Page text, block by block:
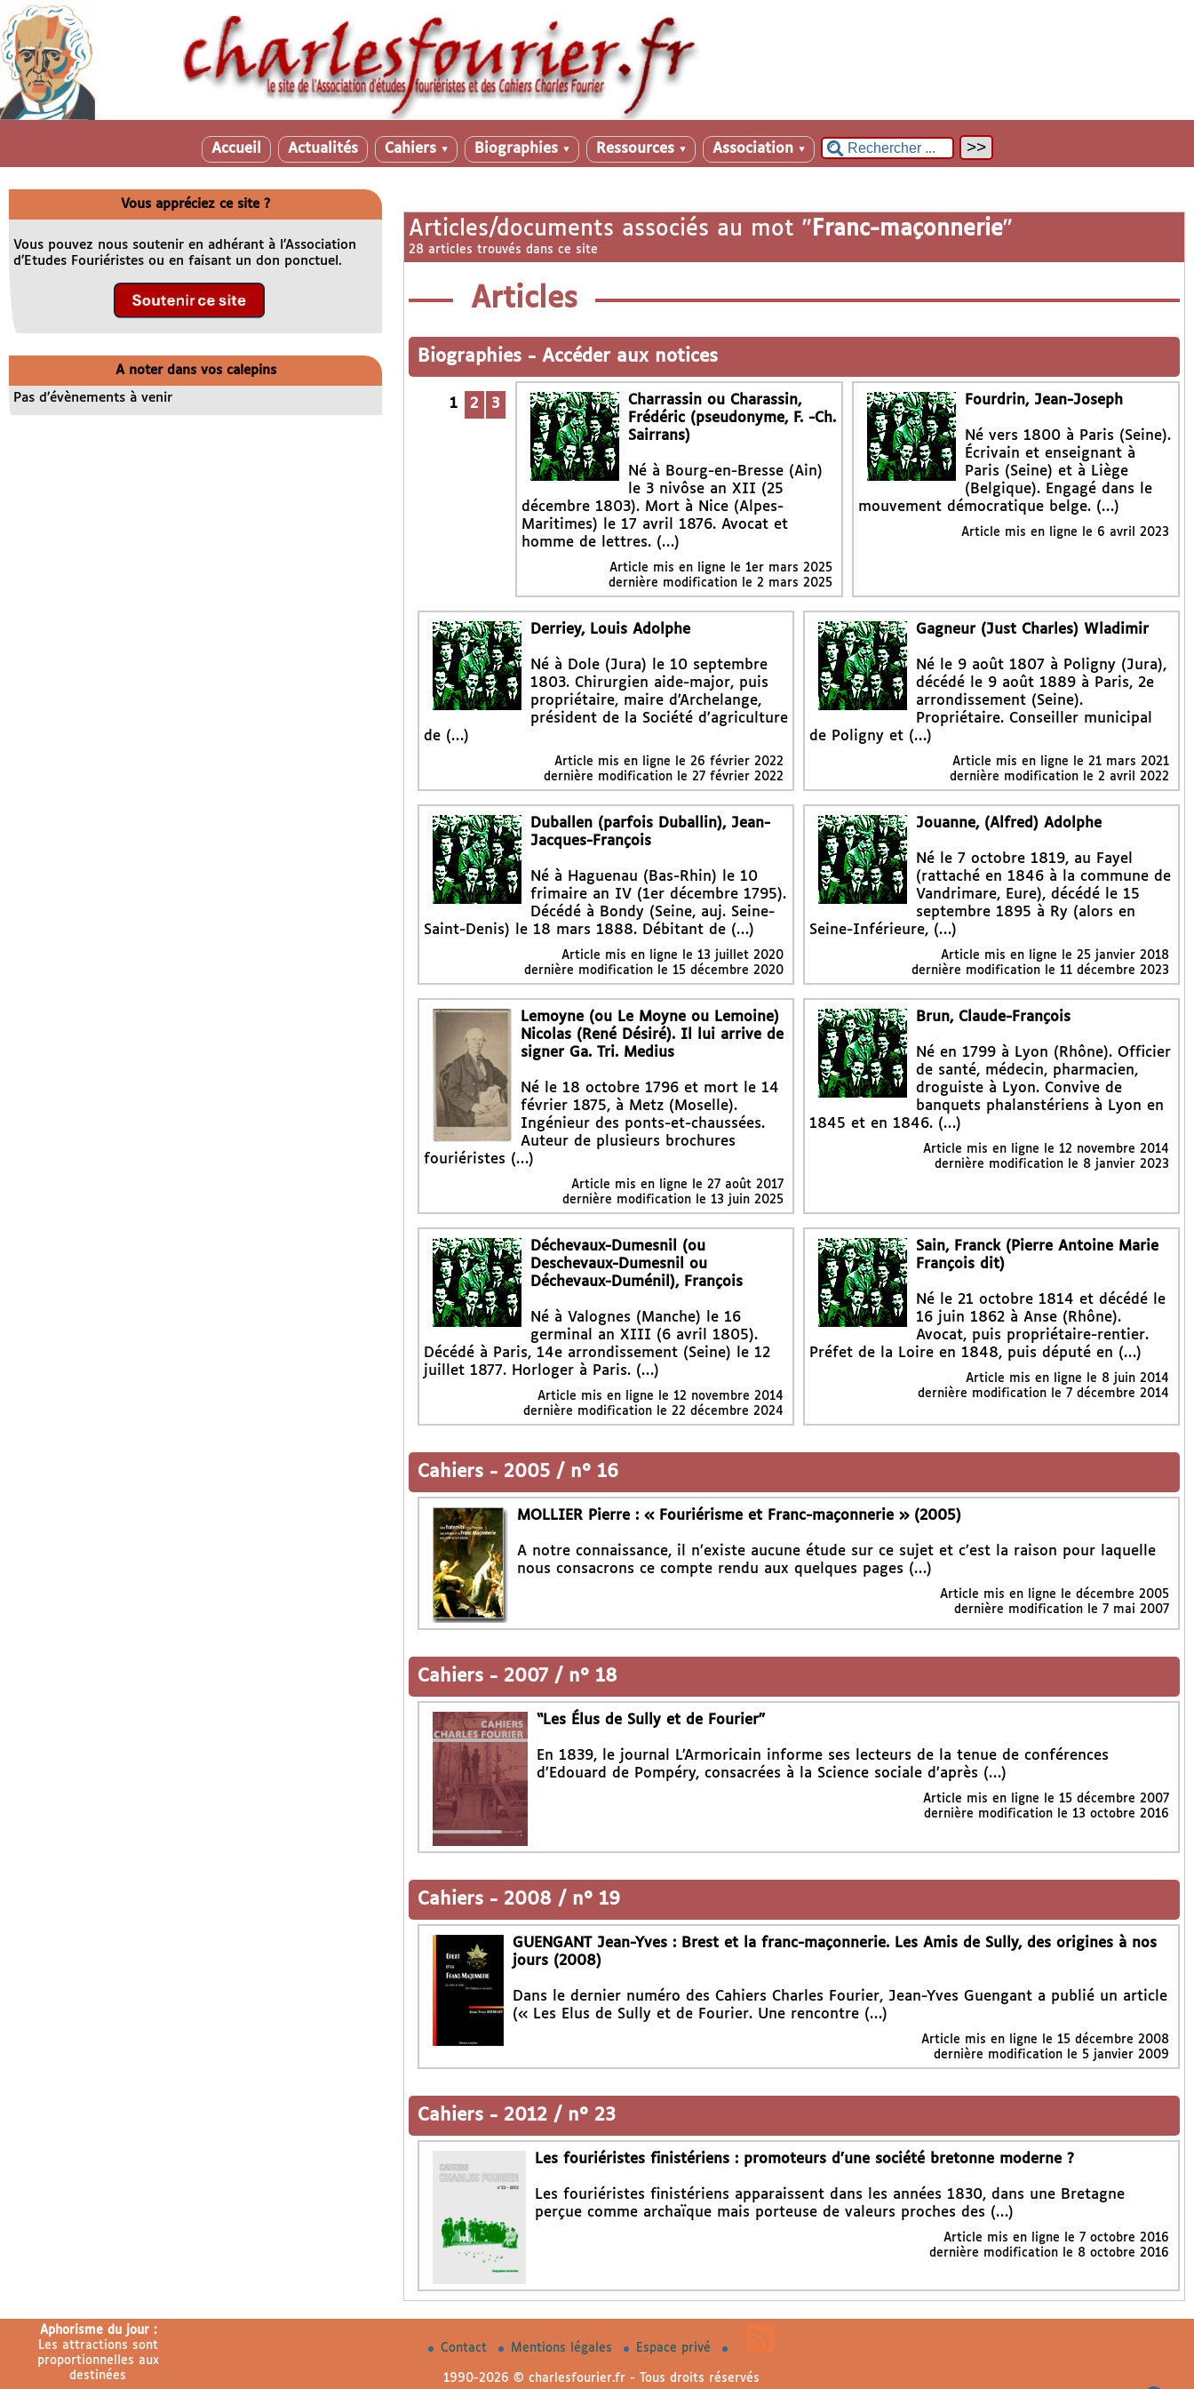
Accueil Actualités Cahiers ▼ Biographies ▼ Ressources ▼ Association ▼
Articles/documents associés au mot " Franc-maçonnerie"
28 articles trouvés dans ce site
Articles
Biographies - Accéder aux notices
1 2 3
Charrassin ou Charassin,
Frédéric (pseudonyme, F. -Ch.
Sairrans)
Né à Bourg-en-Bresse (Ain)
le 3 nivôse an XII (25
décembre 1803). Mort à Nice (Alpes-
Maritimes) le 17 avril 1876. Avocat et
homme de lettres. (…)
Article mis en ligne le 1er mars 2025
dernière modification le 2 mars 2025
Fourdrin, Jean-Joseph
Né vers 1800 à Paris (Seine).
Écrivain et enseignant à
Paris (Seine) et à Liège
(Belgique). Engagé dans le
mouvement démocratique belge. (…)
Article mis en ligne le 6 avril 2023
Derriey, Louis Adolphe
Né à Dole (Jura) le 10 septembre
1803. Chirurgien aide-major, puis
propriétaire, maire d’Archelange,
président de la Société d’agriculture
de (…)
Article mis en ligne le 26 février 2022
dernière modification le 27 février 2022
Gagneur (Just Charles) Wladimir
Né le 9 août 1807 à Poligny (Jura),
décédé le 9 août 1889 à Paris, 2e
arrondissement (Seine).
Propriétaire. Conseiller municipal
de Poligny et (…)
Article mis en ligne le21 mars 2021
dernière modification le 2 avril 2022
Duballen (parfois Duballin), Jean-
Jacques-François
Né à Haguenau (Bas-Rhin) le 10
frimaire an IV (1er décembre 1795).
Décédé à Bondy (Seine, auj. Seine-
Saint-Denis) le 18 mars 1888. Débitant de (…)
Article mis en ligne le 13 juillet 2020
dernière modification le 15 décembre 2020
Jouanne, (Alfred) Adolphe
Né le 7 octobre 1819, au Fayel
(rattaché en 1846 à la commune de
Vandrimare, Eure), décédé le 15
septembre 1895 à Ry (alors en
Seine-Inférieure, (…)
Article mis en ligne le25 janvier 2018
dernière modification le 11 décembre 2023
Lemoyne (ou Le Moyne ou Lemoine)
Nicolas (René Désiré). Il lui arrive de
signer Ga. Tri. Medius
Né le 18 octobre 1796 et mort le 14
février 1875, à Metz (Moselle).
Ingénieur des ponts-et-chaussées.
Auteur de plusieurs brochures
fouriéristes (…)
Article mis en ligne le 27 août 2017
dernière modification le 13 juin 2025
Brun, Claude-François
Né en 1799 à Lyon (Rhône). Officier
de santé, médecin, pharmacien,
droguiste à Lyon. Convive de
banquets phalanstériens à Lyon en
1845 et en 1846. (…)
Article mis en ligne le12 novembre 2014
dernière modification le 8 janvier 2023
Déchevaux-Dumesnil (ou
Deschevaux-Dumesnil ou
Déchevaux-Duménil), François
Né à Valognes (Manche) le 16
germinal an XIII (6 avril 1805).
Décédé à Paris, 14e arrondissement (Seine) le 12
juillet 1877. Horloger à Paris. (…)
Article mis en ligne le 12 novembre 2014
dernière modification le 22 décembre 2024
Sain, Franck (Pierre Antoine Marie
François dit)
Né le 21 octobre 1814 et décédé le
16 juin 1862 à Anse (Rhône).
Avocat, puis propriétaire-rentier.
Préfet de la Loire en 1848, puis député en (…)
Article mis en ligne le 8 juin 2014
dernière modification le 7 décembre 2014
Cahiers - 2005 / n° 16
MOLLIER Pierre : « Fouriérisme et Franc-maçonnerie » (2005)
A notre connaissance, il n’existe aucune étude sur ce sujet et c’est la raison pour laquelle
nous consacrons ce compte rendu aux quelques pages (…)
Article mis en ligne le décembre 2005
dernière modification le 7 mai 2007
Cahiers - 2007 / n° 18
“Les Élus de Sully et de Fourier”
En 1839, le journal L’Armoricain informe ses lecteurs de la tenue de conférences
d’Edouard de Pompéry, consacrées à la Science sociale d’après (…)
Article mis en ligne le 15 décembre 2007
dernière modification le 13 octobre 2016
Cahiers - 2008 / n° 19
GUENGANT Jean-Yves : Brest et la franc-maçonnerie. Les Amis de Sully, des origines à nos
jours (2008)
Dans le dernier numéro des Cahiers Charles Fourier, Jean-Yves Guengant a publié un article
(« Les Elus de Sully et de Fourier. Une rencontre (…)
Article mis en ligne le 15 décembre 2008
dernière modification le 5 janvier 2009
Cahiers - 2012 / n° 23
Les fouriéristes finistériens : promoteurs d’une société bretonne moderne ?
Les fouriéristes finistériens apparaissent dans les années 1830, dans une Bretagne
perçue comme archaïque mais porteuse de valeurs proches des (…)
Article mis en ligne le 7 octobre 2016
dernière modification le 8 octobre 2016
Vous appréciez ce site ?
Vous pouvez nous soutenir en adhérant à l’Association
d’Etudes Fouriéristes ou en faisant un don ponctuel.
A noter dans vos calepins
Pas d’évènements à venir
Aphorisme du jour :
Les attractions sont
proportionnelles aux
destinées
Contact Mentions légales Espace privé
1990-2026 © charlesfourier.fr - Tous droits réservés